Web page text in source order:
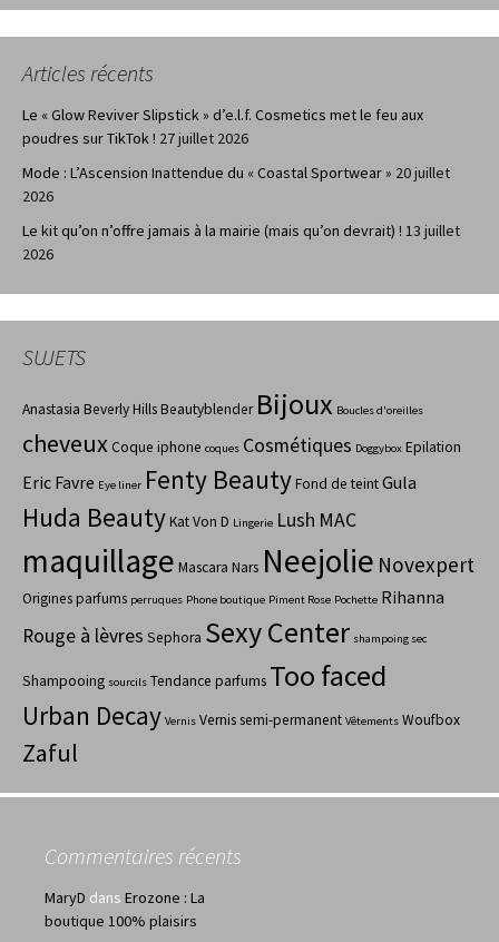
Articles récents
Le « Glow Reviver Slipstick » d’e.l.f. Cosmetics met le feu aux
poudres sur TikTok ! 27 juillet 2026
Mode : L’Ascension Inattendue du « Coastal Sportwear » 20 juillet
2026
Le kit qu’on n’offre jamais à la mairie (mais qu’on devrait) ! 13 juillet
2026
SUJETS
Anastasia Beverly HillsBeautyblender Bijoux Boucles d'oreilles
cheveuxCoque iphone coques Cosmétiques Doggybox Epilation
Eric Favre Eye liner Fenty BeautyFond de teintGula
Huda BeautyKat Von D Lingerie Lush MAC
maquillage Mascara Nars Neejolie Novexpert
Origines parfums perruques Phone boutique Piment Rose Pochette Rihanna
Rouge à lèvres Sephora Sexy Center shampoing sec
Shampooing sourcils Tendance parfums Too faced
Urban Decay Vernis Vernis semi-permanent Vêtements Woufbox
Zaful
Commentaires récents
MaryD dans Erozone : La
boutique 100% plaisirs